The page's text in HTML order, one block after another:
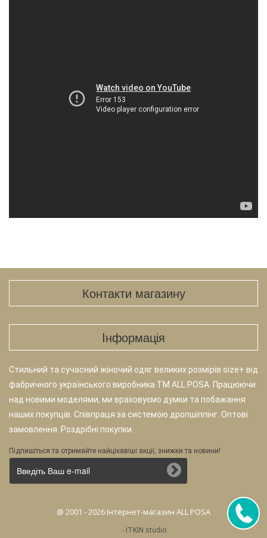
Контакти магазину
Iнформація
Стильний та сучасний жіночий одяг великих розмірів size+ від
фабричного українського виробника TM ALL POSA. Працюючи
над новими моделями, ми враховуємо думки та побажання
наших покупців. Співпраця за системою дропшіппінг. Оптові
замовлення. Роздрібні покупки.
Підпишіться та отримайте найцікавіші акції, знижки та новини!
@ 2001 - 2026 Інтернет-магазин ALL POSA
- ITKIN.studio